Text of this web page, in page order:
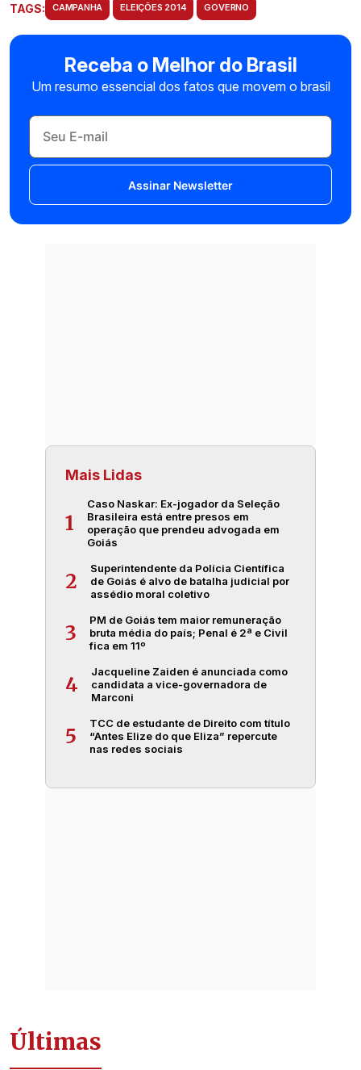
TAGS: CAMPANHA ELEIÇÕES 2014 GOVERNO
Receba o Melhor do Brasil
Um resumo essencial dos fatos que movem o brasil
Assinar Newsletter
Mais Lidas
1
Caso Naskar: Ex-jogador da Seleção
Brasileira está entre presos em
operação que prendeu advogada em
Goiás
2
Superintendente da Polícia Científica
de Goiás é alvo de batalha judicial por
assédio moral coletivo
3
PM de Goiás tem maior remuneração
bruta média do país; Penal é 2ª e Civil
fica em 11º
4
Jacqueline Zaiden é anunciada como
candidata a vice-governadora de
Marconi
5
TCC de estudante de Direito com título
“Antes Elize do que Eliza” repercute
nas redes sociais
Últimas